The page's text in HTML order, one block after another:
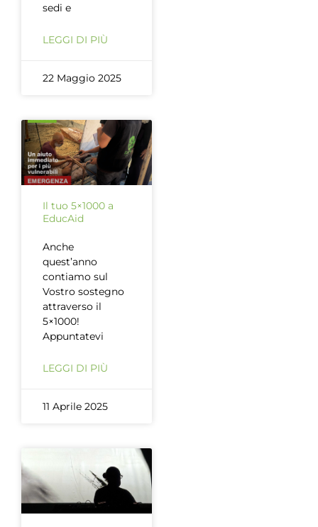
sedi e
LEGGI DI PIÙ
22 Maggio 2025
Il tuo 5×1000 a
EducAid
Anche
quest’anno
contiamo sul
Vostro sostegno
attraverso il
5×1000!
Appuntatevi
LEGGI DI PIÙ
11 Aprile 2025